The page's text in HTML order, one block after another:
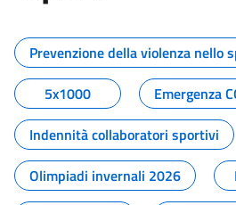
Tutti i contenuti
Prevenzione della violenza nello
5x1000
Emergenza
Indennità collaboratori sportivi
Olimpiadi invernali 2026